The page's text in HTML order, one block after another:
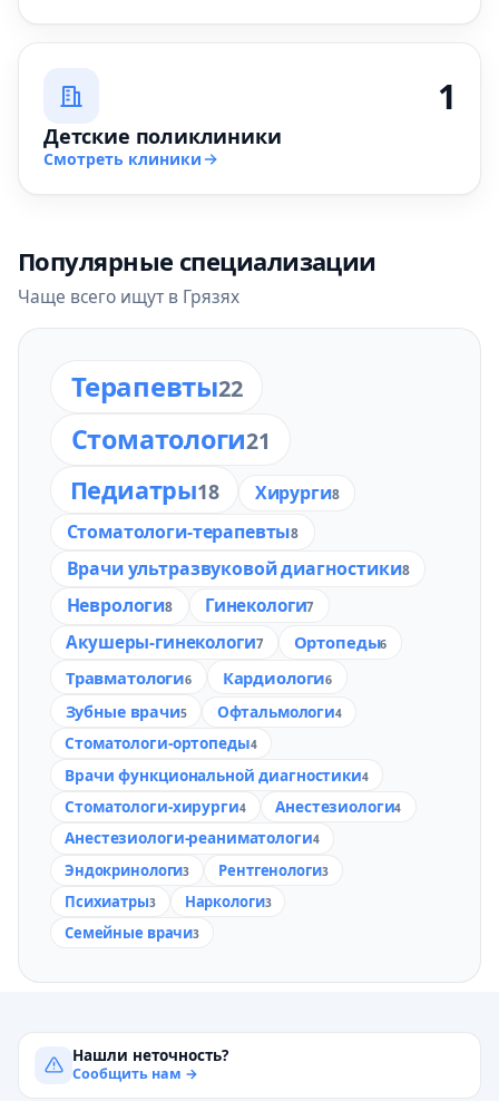
1
Детские поликлиники
Смотреть клиники
Популярные специализации
Чаще всего ищут в Грязях
Терапевты22
Стоматологи21
Педиатры18 Хирурги8
Стоматологи-терапевты8
Врачи ультразвуковой диагностики8
Неврологи8 Гинекологи7
Акушеры-гинекологи7 Ортопеды6
Травматологи6 Кардиологи6
Зубные врачи5 Офтальмологи4
Стоматологи-ортопеды4
Врачи функциональной диагностики4
Стоматологи-хирурги4 Анестезиологи4
Анестезиологи-реаниматологи4
Эндокринологи3 Рентгенологи3
Психиатры3 Наркологи3
Семейные врачи3
Нашли неточность?
Сообщить нам →